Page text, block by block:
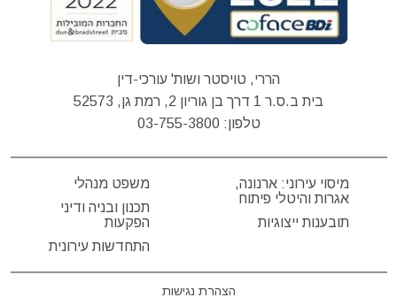
הררי, טויסטר ושות' עורכי-דין
בית ב.ס.ר 1 דרך בן גוריון 2, רמת גן, 52573
טלפון: 03-755-3800
מיסוי עירוני: ארנונה,
אגרות והיטלי פיתוח
תובענות ייצוגיות
משפט מנהלי
תכנון ובניה ודיני
הפקעות
התחדשות עירונית
הצהרת נגישות